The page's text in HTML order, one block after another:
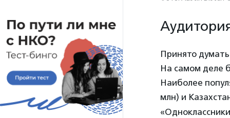
Принято
На самом деле
Наиболее
млн) и